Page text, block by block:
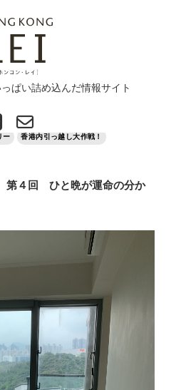
ぱい詰め込んだ情報サイト
越し大作戦！ 第４回 ひと晩が運命の分かれ道
ー 香港内引っ越し大作戦！
第４回 ひと晩が運命の分か